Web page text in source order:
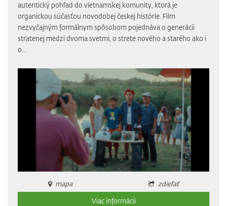
autentický pohľad do vietnamskej komunity, ktorá je
organickou súčasťou novodobej českej histórie. Film
nezvyčajným formálnym spôsobom pojednáva o generácii
stratenej medzi dvoma svetmi, o strete nového a starého ako i
o...
mapa
zdieľať
Viac informácii